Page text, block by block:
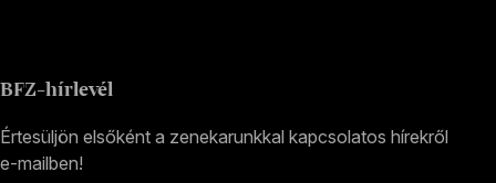
BFZ-hírlevél
Értesüljön elsőként a zenekarunkkal kapcsolatos hírekről
e-mailben!